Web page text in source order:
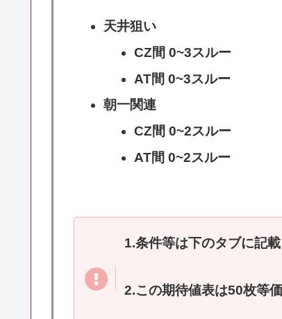
天井狙い
CZ間 0~3スルー
AT間 0~3スルー
朝一関連
CZ間 0~2スルー
AT間 0~2スルー
1.条件等は下のタブに記載
2.この期待値表は50枚等